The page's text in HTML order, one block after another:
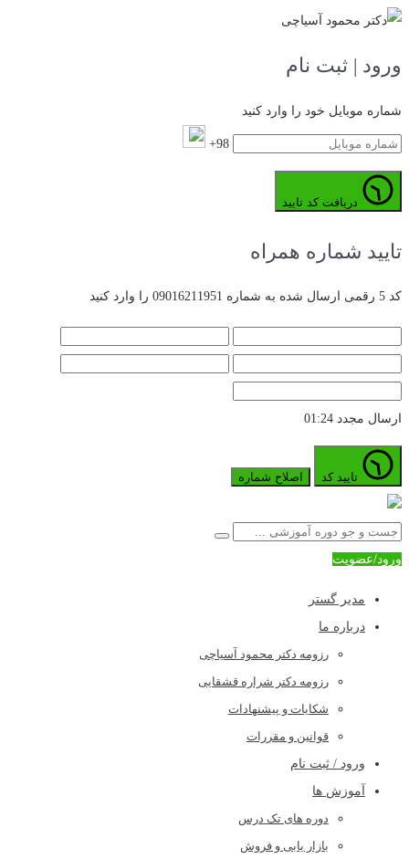
ورود | ثبت نام
شماره موبایل خود را وارد کنید
98+
تایید شماره همراه
کد 5 رقمی ارسال شده به شماره 09016211951 را وارد کنید
ارسال مجدد 01:24
اصلاح شماره
ورود/عضویت
مدیر گستر
درباره ما
رزومه دکتر محمود آسیاچی
رزومه دکتر شراره قشقایی
شکایات و پیشنهادات
قوانین و مقررات
ورود / ثبت نام
آموزش ها
دوره های تک درس
بازار یابی و فروش